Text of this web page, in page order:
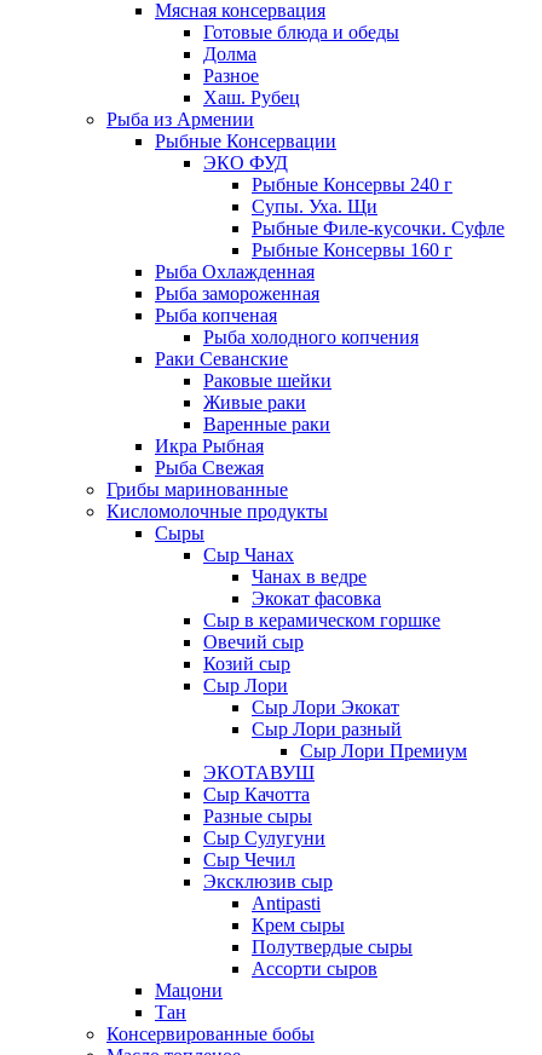
Мясная консервация
Готовые блюда и обеды
Долма
Разное
Хаш. Рубец
Рыба из Армении
Рыбные Консервации
ЭКО ФУД
Рыбные Консервы 240 г
Супы. Уха. Щи
Рыбные Филе-кусочки. Суфле
Рыбные Консервы 160 г
Рыба Охлажденная
Рыба замороженная
Рыба копченая
Рыба холодного копчения
Раки Севанские
Раковые шейки
Живые раки
Варенные раки
Икра Рыбная
Рыба Свежая
Грибы маринованные
Кисломолочные продукты
Сыры
Сыр Чанах
Чанах в ведре
Экокат фасовка
Сыр в керамическом горшке
Овечий сыр
Козий сыр
Сыр Лори
Сыр Лори Экокат
Сыр Лори разный
Сыр Лори Премиум
ЭКОТАВУШ
Сыр Качотта
Разные сыры
Сыр Сулугуни
Сыр Чечил
Эксклюзив сыр
Antipasti
Крем сыры
Полутвердые сыры
Ассорти сыров
Мацони
Тан
Консервированные бобы